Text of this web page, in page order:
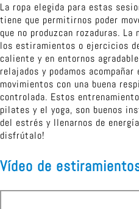
La ropa elegida para estas
tiene que permitirnos poder
que no produzcan rozaduras.
los estiramientos o ejercicios
caliente y en entornos
relajados y podamos
movimientos con una buena
controlada. Estos
pilates y el yoga, son buenos
del estrés y llenarnos de
disfrútalo!
Vídeo de